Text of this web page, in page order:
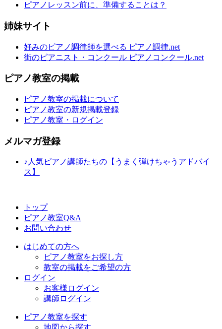
ピアノレッスン前に、準備することは？
姉妹サイト
好みのピアノ調律師を選べる ピアノ調律.net
街のピアニスト・コンクール ピアノコンクール.net
ピアノ教室の掲載
ピアノ教室の掲載について
ピアノ教室の新規掲載登録
ピアノ教室・ログイン
メルマガ登録
♪人気ピアノ講師たちの【うまく弾けちゃうアドバイ
ス】
トップ
ピアノ教室Q&A
お問い合わせ
はじめての方へ
ピアノ教室をお探し方
教室の掲載をご希望の方
ログイン
お客様ログイン
講師ログイン
ピアノ教室を探す